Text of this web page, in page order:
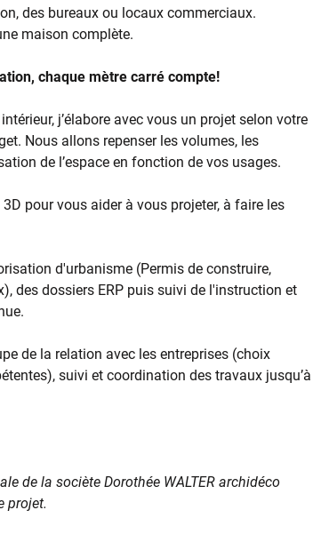
des bureaux ou locaux commerciaux.
maison complète.
chaque mètre carré compte!
j’élabore avec vous un projet selon votre
Nous allons repenser les volumes, les
de l’espace en fonction de vos usages.
pour vous aider à vous projeter, à faire les
d'urbanisme (Permis de construire,
des dossiers ERP puis suivi de l'instruction et
de la relation avec les entreprises (choix
suivi et coordination des travaux jusqu’à
de la sociète Dorothée WALTER archidéco
projet.